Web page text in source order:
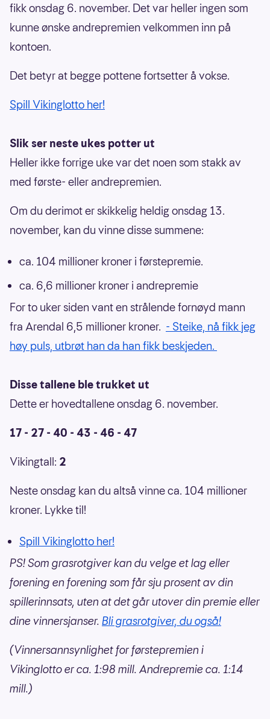
fikk onsdag 6. november. Det var heller ingen som
kunne ønske andrepremien velkommen inn på
kontoen.
Det betyr at begge pottene fortsetter å vokse.
Spill Vikinglotto her!
Slik ser neste ukes potter ut
Heller ikke forrige uke var det noen som stakk av
med første- eller andrepremien.
Om du derimot er skikkelig heldig onsdag 13.
november, kan du vinne disse summene:
ca. 104 millioner kroner i førstepremie.
ca. 6,6 millioner kroner i andrepremie
For to uker siden vant en strålende fornøyd mann
fra Arendal 6,5 millioner kroner. - Steike, nå fikk jeg
høy puls, utbrøt han da han fikk beskjeden.
Disse tallene ble trukket ut
Dette er hovedtallene onsdag 6. november.
17 - 27 - 40 - 43 - 46 - 47
Vikingtall: 2
Neste onsdag kan du altså vinne ca. 104 millioner
kroner. Lykke til!
Spill Vikinglotto her!
PS! Som grasrotgiver kan du velge et lag eller
forening en forening som får sju prosent av din
spillerinnsats, uten at det går utover din premie eller
dine vinnersjanser. Bli grasrotgiver, du også!
(Vinnersannsynlighet for førstepremien i
Vikinglotto er ca. 1:98 mill. Andrepremie ca. 1:14
mill.)